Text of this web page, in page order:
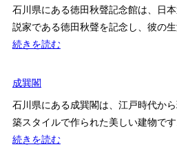
術
館
動
車
博
石川県にある徳田秋聲記念館は、日
説家である徳田秋聲を記念し、彼の
続きを読む:
聲
記
念
成巽閣
石川県にある成巽閣は、江戸時代か
築スタイルで作られた美しい建物で
続きを読む: